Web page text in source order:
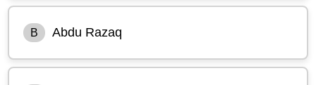
B Abdu Razaq